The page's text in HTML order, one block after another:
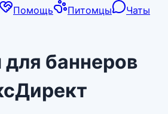
Помощь Питомцы
Чаты
баннеров